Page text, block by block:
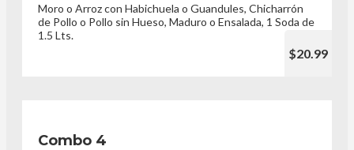
Moro o Arroz con Habichuela o Guandules, Chicharrón
de Pollo o Pollo sin Hueso, Maduro o Ensalada, 1 Soda de
1.5 Lts.
$20.99
Combo 4